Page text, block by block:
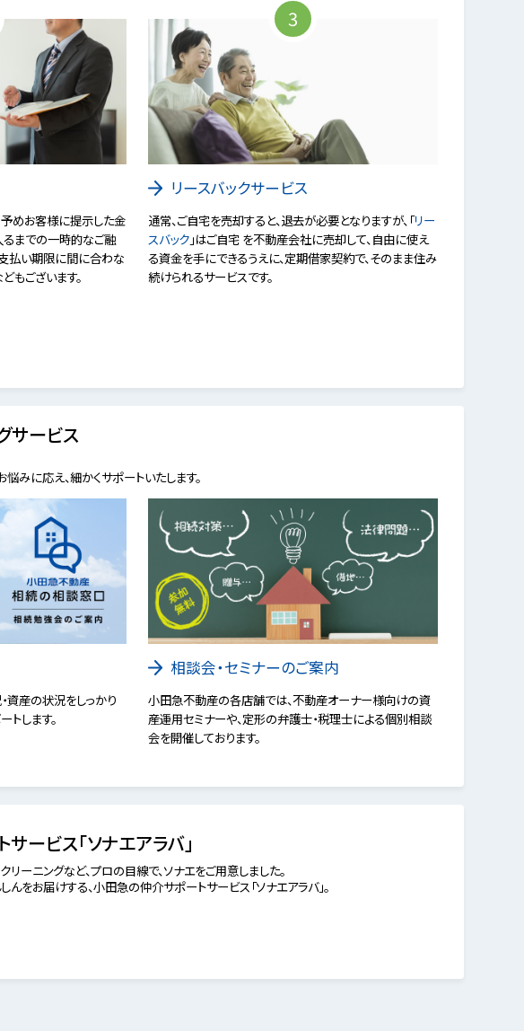
めお客様に提示した金
るまでの一時的なご融
支払い期限に間に合わな
どもございます。
3
リースバックサービス
通常、ご自宅を売却すると、退去が必要となりますが、「リー
スバック」はご自宅 を不動産会社に売却して、自由に使え
る資金を手にできるうえに、定期借家契約で、そのまま住み
続けられるサービスです。
サービス
みに応え、細かくサポートいたします。
資産の状況をしっかり
します。
相談会・セミナーのご案内
小田急不動産の各店舗では、不動産オーナー様向けの資
産運用セミナーや、定形の弁護士・税理士による個別相談
会を開催しております。
ービス「ソナエアラバ」
ーニングなど、プロの目線で、ソナエをご用意しました。
をお届けする、小田急の仲介サポートサービス「ソナエアラバ」。